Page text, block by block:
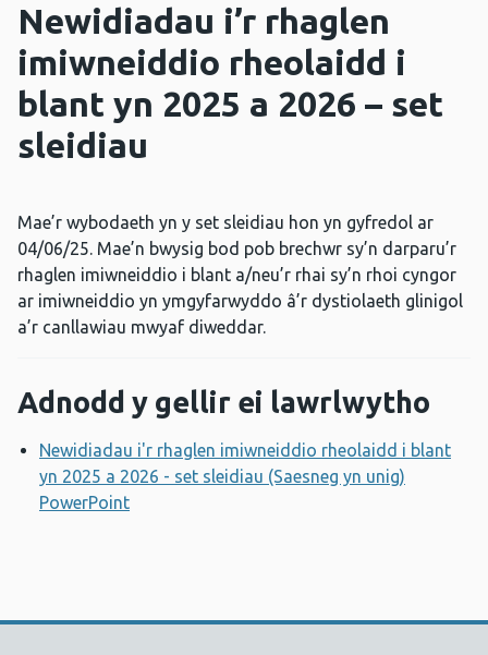
Newidiadau i’r rhaglen
imiwneiddio rheolaidd i
blant yn 2025 a 2026 – set
sleidiau
Mae’r wybodaeth yn y set sleidiau hon yn gyfredol ar
04/06/25. Mae’n bwysig bod pob brechwr sy’n darparu’r
rhaglen imiwneiddio i blant a/neu’r rhai sy’n rhoi cyngor
ar imiwneiddio yn ymgyfarwyddo â’r dystiolaeth glinigol
a’r canllawiau mwyaf diweddar.
Adnodd y gellir ei lawrlwytho
Newidiadau i'r rhaglen imiwneiddio rheolaidd i blant
yn 2025 a 2026 - set sleidiau (Saesneg yn unig)
PowerPoint